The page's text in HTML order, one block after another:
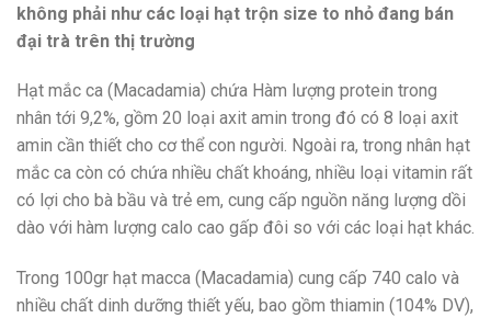
không phải như các loại hạt trộn size to nhỏ đang bán
đại trà trên thị trường
Hạt mắc ca (Macadamia) chứa Hàm lượng protein trong
nhân tới 9,2%, gồm 20 loại axit amin trong đó có 8 loại axit
amin cần thiết cho cơ thể con người. Ngoài ra, trong nhân hạt
mắc ca còn có chứa nhiều chất khoáng, nhiều loại vitamin rất
có lợi cho bà bầu và trẻ em, cung cấp nguồn năng lượng dồi
dào với hàm lượng calo cao gấp đôi so với các loại hạt khác.
Trong 100gr hạt macca (Macadamia) cung cấp 740 calo và
nhiều chất dinh dưỡng thiết yếu, bao gồm thiamin (104% DV),